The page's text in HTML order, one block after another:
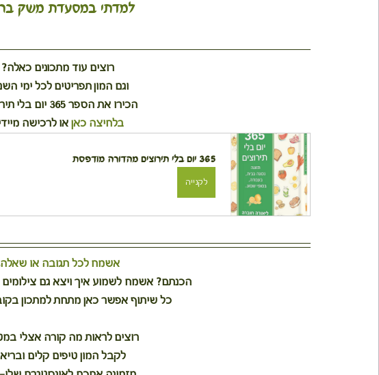
למדתי במסעדת משק
רוצים עוד מתכונים כאלה?
וגם המון תפריטים לכל ימי
הכירו את הספר 365 יום בלי תירוצים,
בלחיצה כאן או לרכישה
365 יום בלי תירוצים מהדורה מודפסת
לקנייה
אשמח לכל תגובה או
הכנתם? אשמח לשמוע איך ויצא גם צילומים
כל שיתוף אפשר כאן מתחת למתכון
רוצים לראות מה קורה אצלי
לקבל המון טיפים קלים